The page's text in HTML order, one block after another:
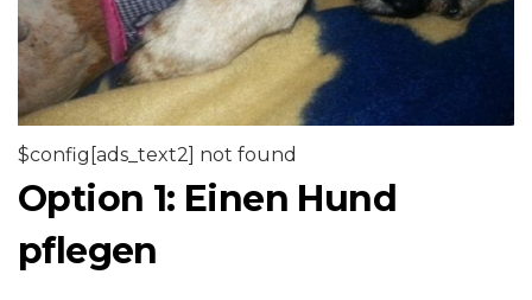
$config[ads_text2] not found
Option 1: Einen Hund
pflegen